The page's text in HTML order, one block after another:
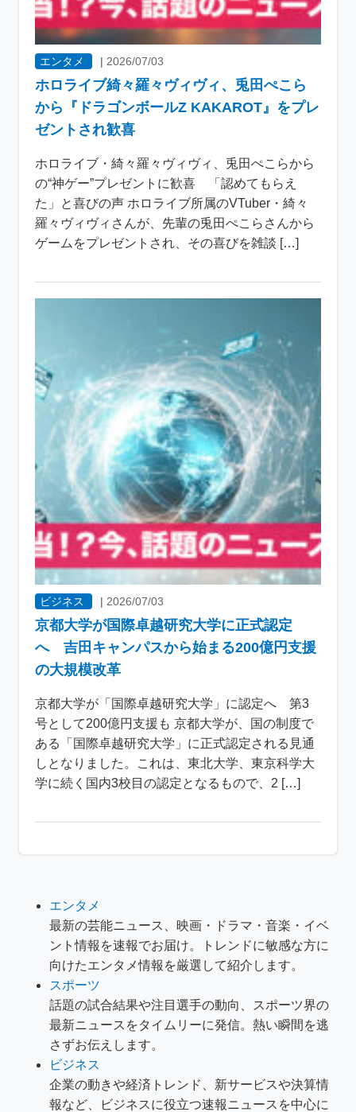
エンタメ |2026/07/03
ホロライブ綺々羅々ヴィヴィ、兎田ぺこら
から『ドラゴンボールZ KAKAROT』をプレ
ゼントされ歓喜
ホロライブ・綺々羅々ヴィヴィ、兎田ぺこらから
の“神ゲー”プレゼントに歓喜 「認めてもらえ
た」と喜びの声 ホロライブ所属のVTuber・綺々
羅々ヴィヴィさんが、先輩の兎田ぺこらさんから
ゲームをプレゼントされ、その喜びを雑談 […]
ビジネス | 2026/07/03
京都大学が国際卓越研究大学に正式認定
へ 吉田キャンパスから始まる200億円支援
の大規模改革
京都大学が「国際卓越研究大学」に認定へ 第3
号として200億円支援も 京都大学が、国の制度で
ある「国際卓越研究大学」に正式認定される見通
しとなりました。これは、東北大学、東京科学大
学に続く国内3校目の認定となるもので、2 […]
エンタメ
最新の芸能ニュース、映画・ドラマ・音楽・イベ
ント情報を速報でお届け。トレンドに敏感な方に
向けたエンタメ情報を厳選して紹介します。
スポーツ
話題の試合結果や注目選手の動向、スポーツ界の
最新ニュースをタイムリーに発信。熱い瞬間を逃
さずお伝えします。
ビジネス
企業の動きや経済トレンド、新サービスや決算情
報など、ビジネスに役立つ速報ニュースを中心に